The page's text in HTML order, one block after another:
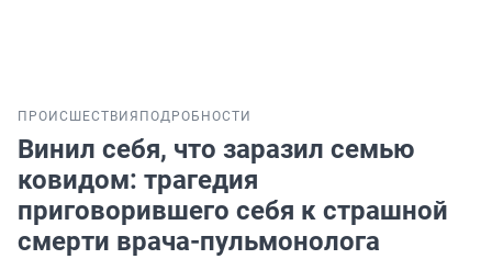
ПРОИСШЕСТВИЯ ПОДРОБНОСТИ
Винил себя, что заразил семью
ковидом: трагедия
приговорившего себя к страшной
смерти врача-пульмонолога